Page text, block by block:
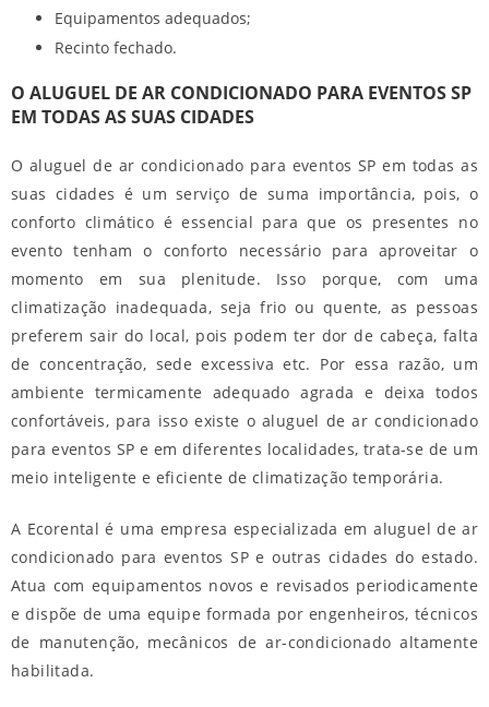
Equipamentos adequados;
Recinto fechado.
O ALUGUEL DE AR CONDICIONADO PARA EVENTOS SP
EM TODAS AS SUAS CIDADES
O aluguel de ar condicionado para eventos SP em todas as
suas cidades é um serviço de suma importância, pois, o
conforto climático é essencial para que os presentes no
evento tenham o conforto necessário para aproveitar o
momento em sua plenitude. Isso porque, com uma
climatização inadequada, seja frio ou quente, as pessoas
preferem sair do local, pois podem ter dor de cabeça, falta
de concentração, sede excessiva etc. Por essa razão, um
ambiente termicamente adequado agrada e deixa todos
confortáveis, para isso existe o aluguel de ar condicionado
para eventos SP e em diferentes localidades, trata-se de um
meio inteligente e eficiente de climatização temporária.
A Ecorental é uma empresa especializada emaluguel de ar
condicionado para eventos SP e outras cidades do estado.
Atua com equipamentos novos e revisados periodicamente
e dispõe de uma equipe formada por engenheiros, técnicos
de manutenção, mecânicos de ar-condicionado altamente
habilitada.